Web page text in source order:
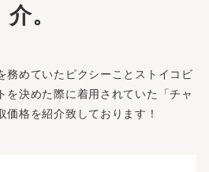
介。
務めていたピクシーことストイコビ
を決めた際に着用されていた「チャ
価格を紹介致しております！